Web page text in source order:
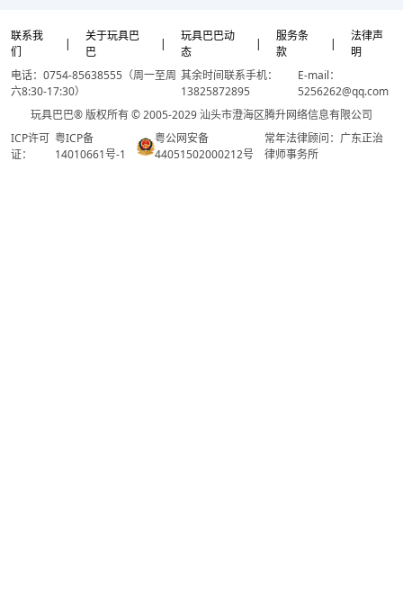
联系我
们
|
关于玩具巴
巴
|
玩具巴巴动
态
|
服务条
款
|
法律声
明
电话：0754-85638555（周一至周
六8:30-17:30）
其余时间联系手机：
13825872895
E-mail：
5256262@qq.com
玩具巴巴® 版权所有 © 2005-2029 汕头市澄海区腾升网络信息有限公司
ICP许可
证：
粤ICP备
14010661号-1
粤公网安备
44051502000212号
常年法律顾问：广东正治
律师事务所